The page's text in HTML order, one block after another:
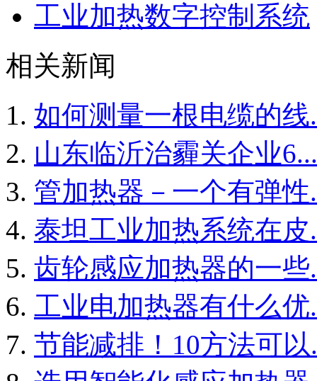
工业加热数字控制系统
相关新闻
如何测量一根电缆的线
山东临沂治霾关企业6...
管加热器－一个有弹性
泰坦工业加热系统在皮
齿轮感应加热器的一些
工业电加热器有什么优
节能减排！10方法可以